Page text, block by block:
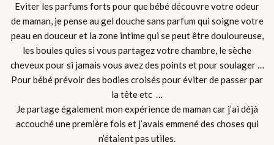
Eviter les parfums forts pour que bébé découvre votre odeur
de maman, je pense au gel douche sans parfum qui soigne votre
peau en douceur et la zone intime qui se peut être douloureuse,
les boules quies si vous partagez votre chambre, le sèche
cheveux pour si jamais vous avez des points et pour soulager …
Pour bébé prévoir des bodies croisés pour éviter de passer par
la tête etc …
Je partage également mon expérience de maman car j’ai déjà
accouché une première fois et j’avais emmené des choses qui
n’étaient pas utiles.